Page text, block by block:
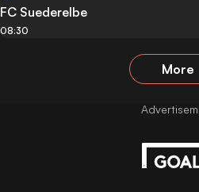
FC Suederelbe
08:30
More